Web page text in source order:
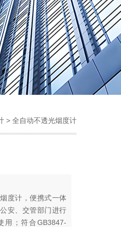
> 全自动不透光烟度计
度计，便携式一体
安、交管部门进行
；符合GB3847-